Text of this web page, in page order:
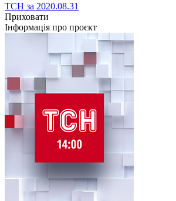
ТСН за 2020.08.31
Приховати
Інформація про проєкт